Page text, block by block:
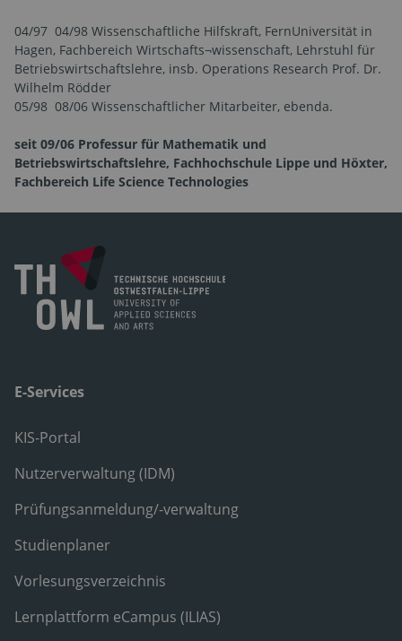
04/97  04/98 Wissenschaftliche Hilfskraft, FernUniversität in
Hagen, Fachbereich Wirtschafts¬wissenschaft, Lehrstuhl für
Betriebswirtschaftslehre, insb. Operations Research Prof. Dr.
Wilhelm Rödder
05/98  08/06 Wissenschaftlicher Mitarbeiter, ebenda.
seit 09/06 Professur für Mathematik und
Betriebswirtschaftslehre, Fachhochschule Lippe und Höxter,
Fachbereich Life Science Technologies
E-Services
KIS-Portal
Nutzerverwaltung (IDM)
Prüfungsanmeldung/-verwaltung
Studienplaner
Vorlesungsverzeichnis
Lernplattform eCampus (ILIAS)